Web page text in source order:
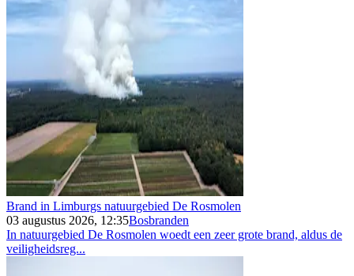
Brand in Limburgs natuurgebied De Rosmolen
03 augustus 2026, 12:35Bosbranden
In natuurgebied De Rosmolen woedt een zeer grote brand, aldus de
veiligheidsreg...